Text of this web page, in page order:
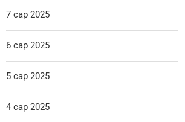
7 сар 2025
6 сар 2025
5 сар 2025
4 сар 2025